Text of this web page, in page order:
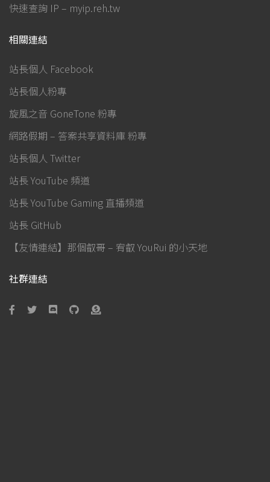
快速查詢 IP – myip.reh.tw
相關連結
站長個人 Facebook
站長個人粉專
旋風之音 GoneTone 粉專
網路假期 – 答案共享資料庫 粉專
站長個人 Twitter
站長 YouTube 頻道
站長 YouTube Gaming 直播頻道
站長 GitHub
【友情連結】那個叡哥 – 宥叡 YouRui 的小天地
社群連結